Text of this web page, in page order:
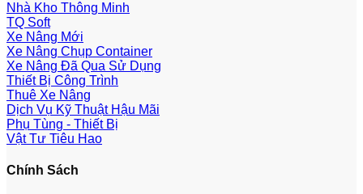
Nhà Kho Thông Minh
TQ Soft
Xe Nâng Mới
Xe Nâng Chụp Container
Xe Nâng Đã Qua Sử Dụng
Thiết Bị Công Trình
Thuê Xe Nâng
Dịch Vụ Kỹ Thuật Hậu Mãi
Phụ Tùng - Thiết Bị
Vật Tư Tiêu Hao
Chính Sách